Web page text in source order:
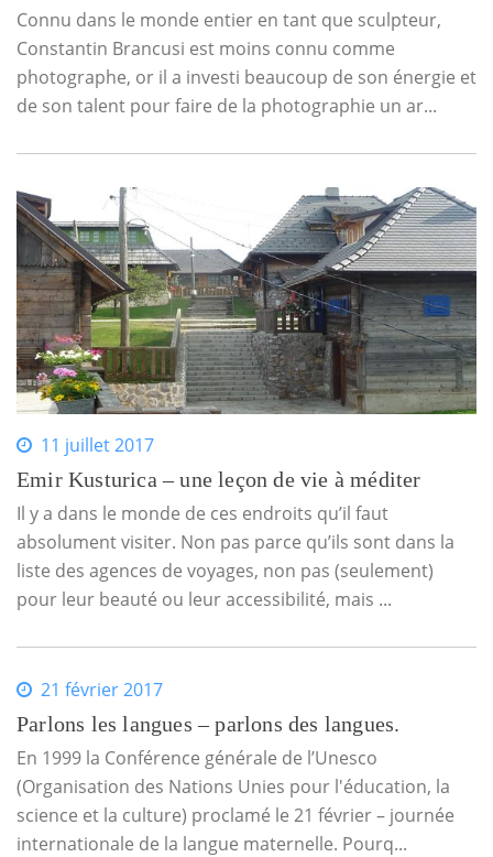
Connu dans le monde entier en tant que sculpteur,
Constantin Brancusi est moins connu comme
photographe, or il a investi beaucoup de son énergie et
de son talent pour faire de la photographie un ar...
11 juillet 2017
Emir Kusturica – une leçon de vie à méditer
Il y a dans le monde de ces endroits qu’il faut
absolument visiter. Non pas parce qu’ils sont dans la
liste des agences de voyages, non pas (seulement)
pour leur beauté ou leur accessibilité, mais ...
21 février 2017
Parlons les langues – parlons des langues.
En 1999 la Conférence générale de l’Unesco
(Organisation des Nations Unies pour l'éducation, la
science et la culture) proclamé le 21 février – journée
internationale de la langue maternelle. Pourq...